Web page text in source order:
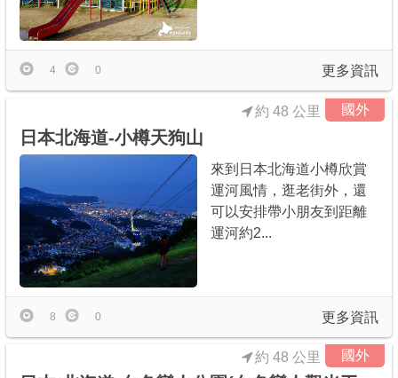
更多資訊
4 0
國外
約 48 公里
日本北海道-小樽天狗山
來到日本北海道小樽欣賞
運河風情，逛老街外，還
可以安排帶小朋友到距離
運河約2...
更多資訊
8 0
國外
約 48 公里